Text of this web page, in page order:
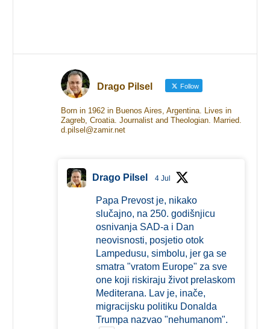
Drago Pilsel Follow
Born in 1962 in Buenos Aires, Argentina. Lives in
Zagreb, Croatia. Journalist and Theologian. Married.
d.pilsel@zamir.net
Drago Pilsel 4 Jul
Papa Prevost je, nikako
slučajno, na 250. godišnjicu
osnivanja SAD-a i Dan
neovisnosti, posjetio otok
Lampedusu, simbolu, jer ga se
smatra "vratom Europe" za sve
one koji riskiraju život prelaskom
Mediterana. Lav je, inače,
migracijsku politiku Donalda
Trumpa nazvao "nehumanom".